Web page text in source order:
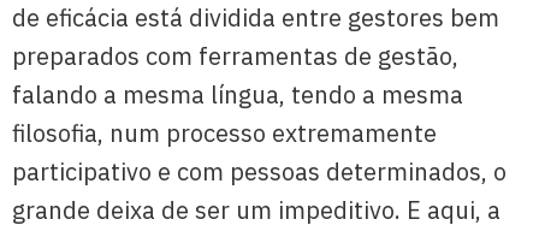
de eficácia está dividida entre gestores bem
preparados com ferramentas de gestão,
falando a mesma língua, tendo a mesma
filosofia, num processo extremamente
participativo e com pessoas determinados, o
grande deixa de ser um impeditivo. E aqui, a